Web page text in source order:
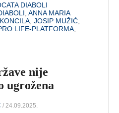
DIABOLI
,ANNA MARIA
,JOSIP MUŽIĆ
LIFE-PLATFORMA
nije
ugrožena
/ 24.09.2025.